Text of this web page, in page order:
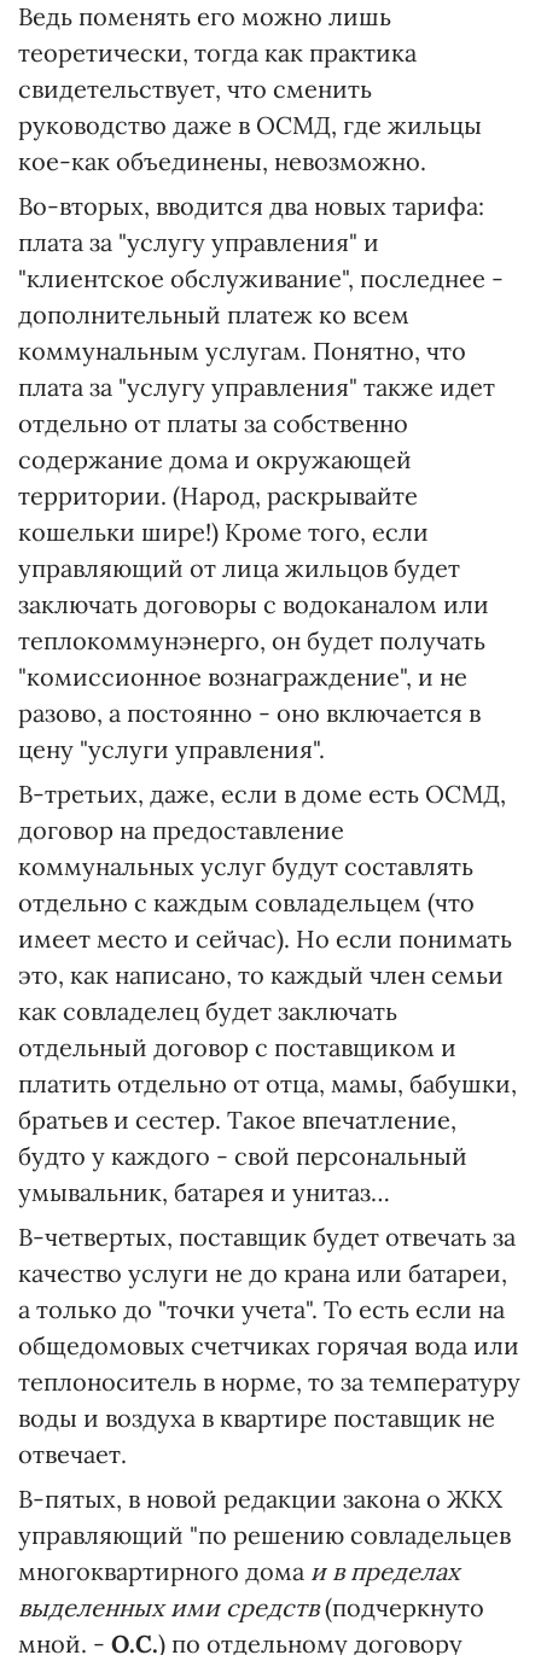
Ведь поменять его можно лишь
теоретически, тогда как практика
свидетельствует, что сменить
руководство даже в ОСМД, где жильцы
кое-как объединены, невозможно.
Во-вторых, вводится два новых тарифа:
плата за "услугу управления" и
"клиентское обслуживание", последнее -
дополнительный платеж ко всем
коммунальным услугам. Понятно, что
плата за "услугу управления" также идет
отдельно от платы за собственно
содержание дома и окружающей
территории. (Народ, раскрывайте
кошельки шире!) Кроме того, если
управляющий от лица жильцов будет
заключать договоры с водоканалом или
теплокоммунэнерго, он будет получать
"комиссионное вознаграждение", и не
разово, а постоянно - оно включается в
цену "услуги управления".
В-третьих, даже, если в доме есть ОСМД,
договор на предоставление
коммунальных услуг будут составлять
отдельно с каждым совладельцем (что
имеет место и сейчас). Но если понимать
это, как написано, то каждый член семьи
как совладелец будет заключать
отдельный договор с поставщиком и
платить отдельно от отца, мамы, бабушки,
братьев и сестер. Такое впечатление,
будто у каждого - свой персональный
умывальник, батарея и унитаз…
В-четвертых, поставщик будет отвечать за
качество услуги не до крана или батареи,
а только до "точки учета". То есть если на
общедомовых счетчиках горячая вода или
теплоноситель в норме, то за температуру
воды и воздуха в квартире поставщик не
отвечает.
В-пятых, в новой редакции закона о ЖКХ
управляющий "по решению совладельцев
многоквартирного дома и в пределах
выделенных ими средств(подчеркнуто
мной. - О.С.) по отдельному договору